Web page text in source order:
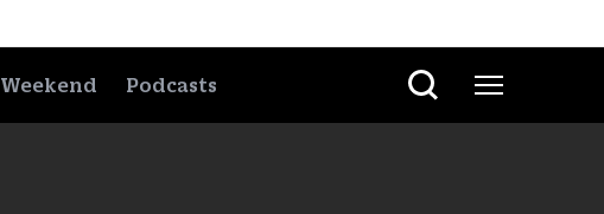
Weekend Podcasts